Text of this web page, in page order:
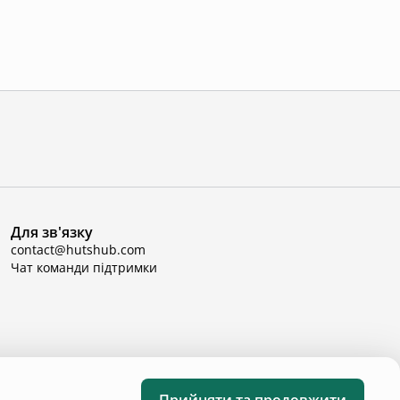
Для зв'язку
contact@hutshub.com
Чат команди підтримки